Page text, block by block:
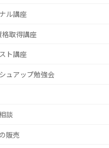
ル講座
格取得講座
ト講座
ュアップ勉強会
談
販売